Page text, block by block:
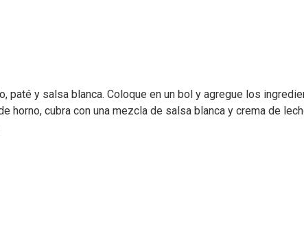
paté y salsa blanca. Coloque en un bol y agregue los
horno, cubra con una mezcla de salsa blanca y crema de